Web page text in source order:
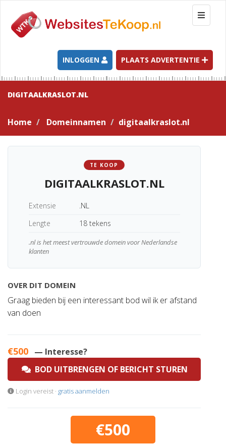
T
o
g
l
e
n
a
t
INLOGGEN PLAATS ADVERTENTIE
DIGITAALKRASLOT.NL
Home Domeinnamen digitaalkraslot.nl
TE KOOP
DIGITAALKRASLOT.NL
Extensie
.NL
Lengte
18 tekens
.nl is het meest vertrouwde domein voor Nederlandse
klanten
OVER DIT DOMEIN
Graag bieden bij een interessant bod wil ik er afstand
van doen
€500 — Interesse?
BOD UITBRENGEN OF BERICHT STUREN
Login vereist · gratis aanmelden
€500